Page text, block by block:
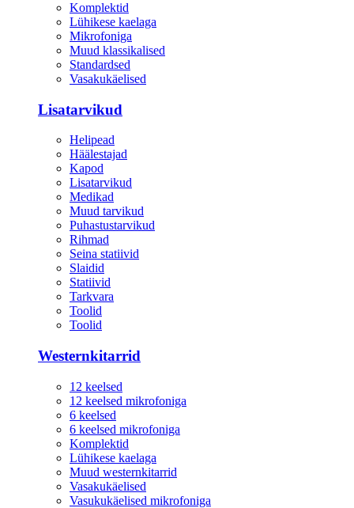
Komplektid
Lühikese kaelaga
Mikrofoniga
Muud klassikalised
Standardsed
Vasakukäelised
Lisatarvikud
Helipead
Häälestajad
Kapod
Lisatarvikud
Medikad
Muud tarvikud
Puhastustarvikud
Rihmad
Seina statiivid
Slaidid
Statiivid
Tarkvara
Toolid
Toolid
Westernkitarrid
12 keelsed
12 keelsed mikrofoniga
6 keelsed
6 keelsed mikrofoniga
Komplektid
Lühikese kaelaga
Muud westernkitarrid
Vasakukäelised
Vasukukäelised mikrofoniga